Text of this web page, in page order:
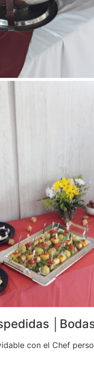
con el Chef